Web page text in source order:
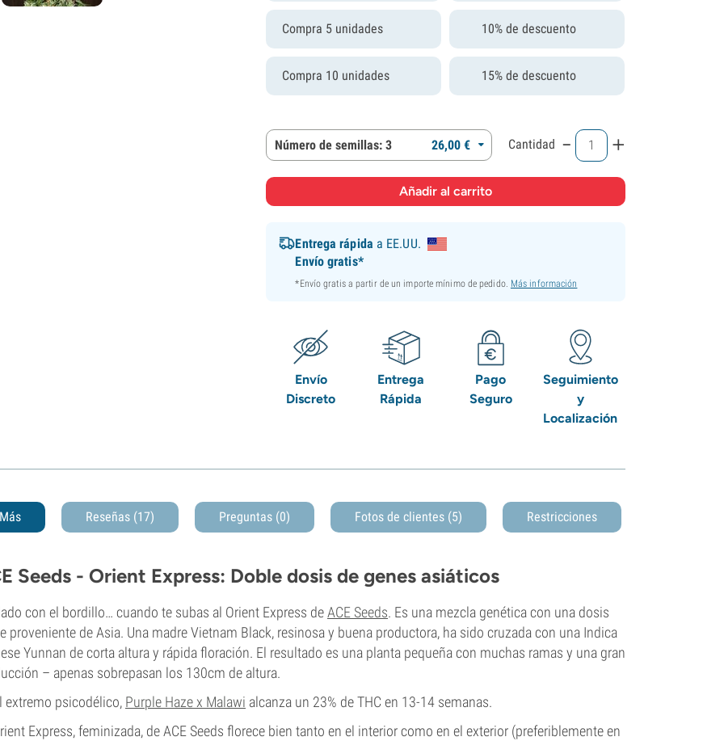
Compra 5 unidades 10% de descuento
Compra 10 unidades 15% de descuento
Número de semillas: 3 26,00 € Cantidad - +
Entrega rápida a EE.UU.
Envío gratis*
*Envío gratis a partir de un importe mínimo de pedido. Más información
Envío
Discreto
Entrega
Rápida
Pago
Seguro
Seguimiento
y
Localización
Más Reseñas (17) Preguntas (0) Fotos de clientes (5) Restricciones
Seeds - Orient Express: Doble dosis de genes asiáticos
con el bordillo… cuando te subas al Orient Express deACE Seeds. Es una mezcla genética con una dosis
proveniente de Asia. Una madre Vietnam Black, resinosa y buena productora, ha sido cruzada con una Indica
Yunnan de corta altura y rápida floración. El resultado es una planta pequeña con muchas ramas y una gran
– apenas sobrepasan los 130cm de altura.
extremo psicodélico, Purple Haze x Malawi alcanza un 23% de THC en 13-14 semanas.
Express, feminizada, de ACE Seeds florece bien tanto en el interior como en el exterior (preferiblemente en